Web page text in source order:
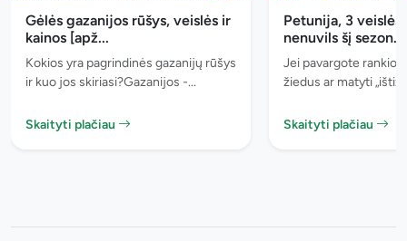
Gėlės gazanijos rūšys, veislės ir
kainos [apž...
Kokios yra pagrindinės gazanijų rūšys
ir kuo jos skiriasi?Gazanijos -...
Skaityti plačiau
Petunija, 3
nenuvils šį sezon...
Jei pavargote
žiedus ar matyti
Skaityti plačiau